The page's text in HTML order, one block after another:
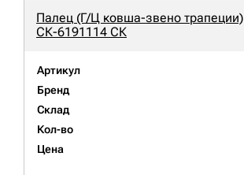
Палец (Г/Ц ковша-звено трапеции)
СК-6191114 СК
Артикул
Бренд
Склад
Кол-во
Цена